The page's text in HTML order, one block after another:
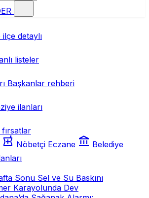
ilçe detaylı
listeler
Başkanlar rehberi
ilanları
local_pharmacy Nöbetçi Eczane account_balance Belediye
Sonu Sel ve Su Baskını
Karayolunda Dev